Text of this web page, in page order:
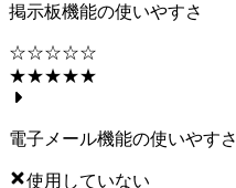
掲示板機能の使いやすさ
☆☆☆☆☆
★★★★★
電子メール機能の使いやすさ
使用していない